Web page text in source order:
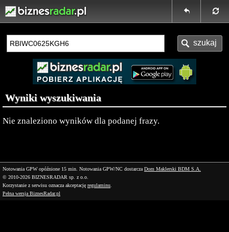
Wyniki wyszukiwania
Nie znaleziono wyników dla podanej frazy.
Notowania GPW opóźnione 15 min. Notowania GPW/NC dostarcza Dom Maklerski BDM S.A.
© 2010-2026 BIZNESRADAR sp. z o.o.
Korzystanie z serwisu oznacza akceptację regulaminu
Pełna wersja BiznesRadar.pl